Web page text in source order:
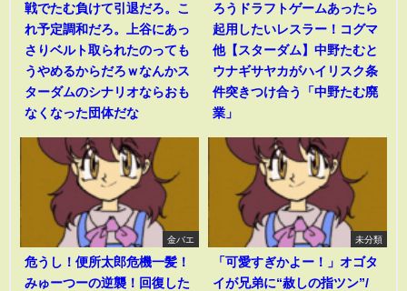
戦でたむ負けて引退だろ。こ
れ予定調和だろ。上谷にあっ
さりベルト取られたのっても
うやめるからだろｗなんかス
ターダムのシナリオならおも
なくなった団体だな
ろうドラフトゲームあったら
起用したいレスラー！コグマ
他【スターダム】中野たむと
ウナギサヤカがハイリスク条
件突きつけ合う「中野たむ廃
業」
金バエ
危うし！便所太郎危機一髪！
みゅーつーの逆襲！回復した
未分類
「可愛すぎかよー！」オゴタ
イが兄弟に“赦しの指ツン”/